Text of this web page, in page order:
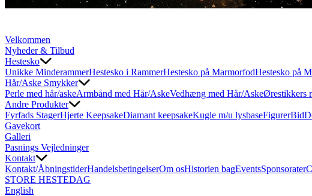
Velkommen
Nyheder & Tilbud
Hestesko
Unikke MinderammerHestesko i RammerHestesko på MarmorfodHestesko på
Hår/Aske Smykker
Perle med hår/askeArmbånd med Hår/AskeVedhæng med Hår/AskeØrestikkers
Andre Produkter
Fyrfads StagerHjerte KeepsakeDiamant keepsakeKugle m/u lysbaseFigurerBid
Gavekort
Galleri
Pasnings Vejledninger
Kontakt
Kontakt/ÅbningstiderHandelsbetingelserOm osHistorien bagEventsSponsorater
STORE HESTEDAG
English